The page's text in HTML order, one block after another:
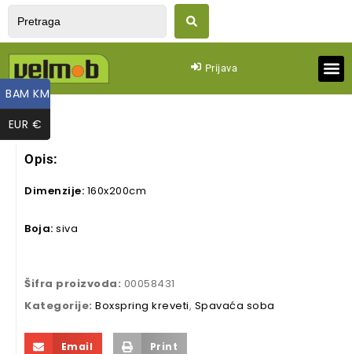
Prijava
Opis:
Dimenzije: 160x200cm
Boja: siva
Šifra proizvoda: 00058431
Kategorije: Boxspring kreveti, Spavaća soba
Email Print
BAM KM
EUR €
BAM KM
EUR €